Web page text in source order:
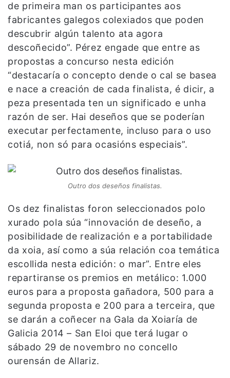
de primeira man os participantes aos
fabricantes galegos colexiados que poden
descubrir algún talento ata agora
descoñecido”. Pérez engade que entre as
propostas a concurso nesta edición
“destacaría o concepto dende o cal se basea
e nace a creación de cada finalista, é dicir, a
peza presentada ten un significado e unha
razón de ser. Hai deseños que se poderían
executar perfectamente, incluso para o uso
cotiá, non só para ocasións especiais”.
Outro dos deseños finalistas.
Os dez finalistas foron seleccionados polo
xurado pola súa “innovación de deseño, a
posibilidade de realización e a portabilidade
da xoia, así como a súa relación coa temática
escollida nesta edición: o mar”. Entre eles
repartiranse os premios en metálico: 1.000
euros para a proposta gañadora, 500 para a
segunda proposta e 200 para a terceira, que
se darán a coñecer na Gala da Xoiaría de
Galicia 2014 – San Eloi que terá lugar o
sábado 29 de novembro no concello
ourensán de Allariz.